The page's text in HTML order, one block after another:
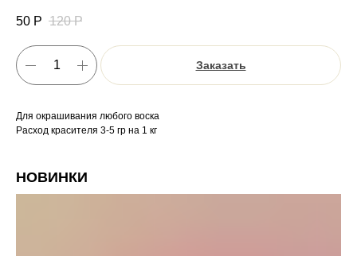
50 Р 120 Р
Заказать
Для окрашивания любого воска
Расход красителя 3-5 гр на 1 кг
НОВИНКИ